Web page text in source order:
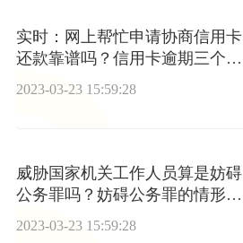
实时：网上帮忙申请协商信用卡
还款靠谱吗？信用卡逾期三个月
会怎么样？
2023-03-23 15:59:28
威胁国家机关工作人员算是妨碍
公务罪吗？妨碍公务罪的情形有
2023-03-23 15:59:28